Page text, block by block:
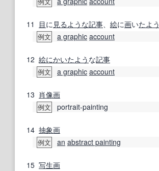
11 目に 見るような記事、 絵に画いたよう
例文 a graphic account
12 絵にかいたよう な記事
例文 a graphic account
13 肖像画
例文 portrait-painting
14 抽象画
例文 an abstract painting
15 写生画